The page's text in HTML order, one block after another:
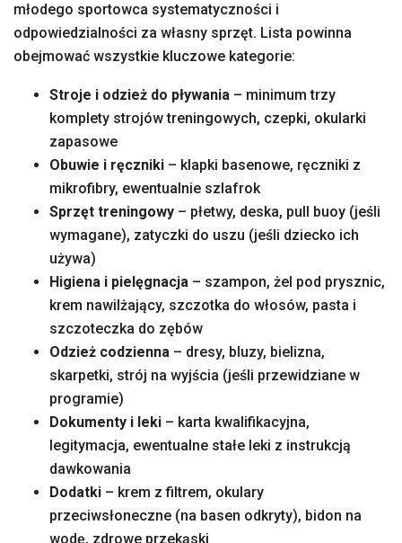
młodego sportowca systematyczności i
odpowiedzialności za własny sprzęt. Lista powinna
obejmować wszystkie kluczowe kategorie:
Stroje i odzież do pływania – minimum trzy
komplety strojów treningowych, czepki, okularki
zapasowe
Obuwie i ręczniki – klapki basenowe, ręczniki z
mikrofibry, ewentualnie szlafrok
Sprzęt treningowy – płetwy, deska, pull buoy (jeśli
wymagane), zatyczki do uszu (jeśli dziecko ich
używa)
Higiena i pielęgnacja – szampon, żel pod prysznic,
krem nawilżający, szczotka do włosów, pasta i
szczoteczka do zębów
Odzież codzienna – dresy, bluzy, bielizna,
skarpetki, strój na wyjścia (jeśli przewidziane w
programie)
Dokumenty i leki – karta kwalifikacyjna,
legitymacja, ewentualne stałe leki z instrukcją
dawkowania
Dodatki – krem z filtrem, okulary
przeciwsłoneczne (na basen odkryty), bidon na
wodę, zdrowe przekąski